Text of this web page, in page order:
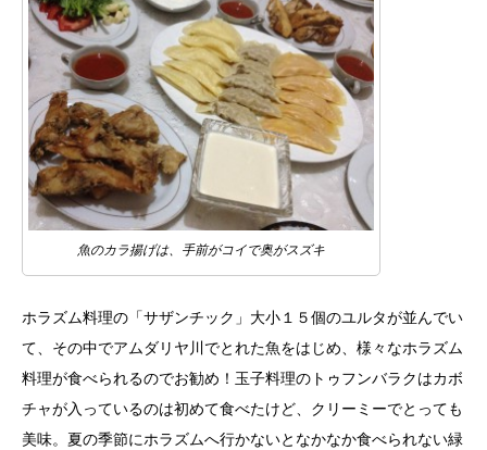
魚のカラ揚げは、手前がコイで奥がスズキ
ホラズム料理の「サザンチック」大小１５個のユルタが並んでい
て、その中でアムダリヤ川でとれた魚をはじめ、様々なホラズム
料理が食べられるのでお勧め！玉子料理のトゥフンバラクはカボ
チャが入っているのは初めて食べたけど、クリーミーでとっても
美味。夏の季節にホラズムへ行かないとなかなか食べられない緑